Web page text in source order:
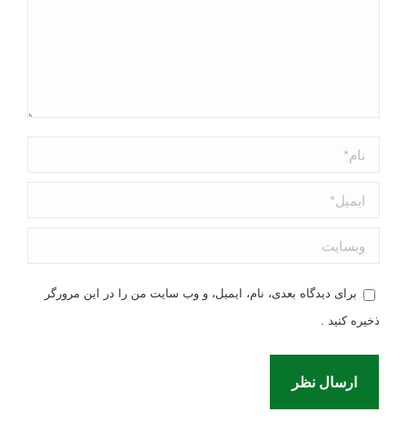
نام *
ایمیل *
وبسایت
برای دیدگاه بعدی، نام، ایمیل، و وب سایت من را در این مرورگر
ذخیره کنید .
ارسال نظر